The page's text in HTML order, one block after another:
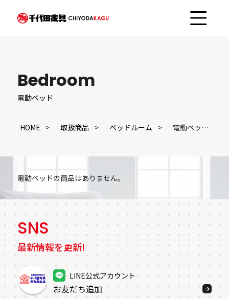
Bedroom
電動ベッド
HOME 取扱商品 ベッドルーム 電動ベッド
電動ベッドの商品はありません。
SNS
最新情報を更新!
LINE公式アカウント
お友だち追加